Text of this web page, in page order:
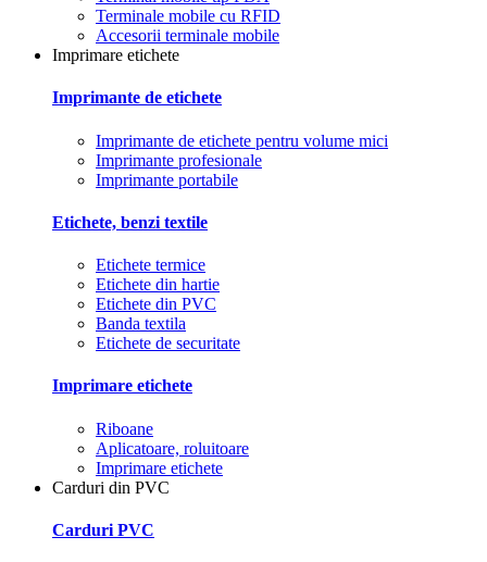
Terminale mobile cu RFID
Accesorii terminale mobile
Imprimare etichete
Imprimante de etichete
Imprimante de etichete pentru volume mici
Imprimante profesionale
Imprimante portabile
Etichete, benzi textile
Etichete termice
Etichete din hartie
Etichete din PVC
Banda textila
Etichete de securitate
Imprimare etichete
Riboane
Aplicatoare, roluitoare
Imprimare etichete
Carduri din PVC
Carduri PVC